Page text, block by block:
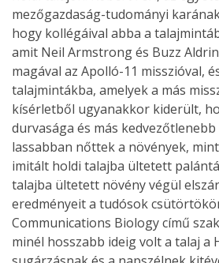
mezőgazdaság-tudományi
hogy kollégáival abba a
amit Neil Armstrong és Buzz
magával az Apolló-11 misszióval,
talajmintákba, amelyek a más
kísérletből ugyanakkor kiderült,
durvasága és más
lassabban nőttek a növények,
imitált holdi talajba ültetett
talajba ültetett növény végül
eredményeit a tudósok
Communications Biology című
minél hosszabb ideig volt a talaj a